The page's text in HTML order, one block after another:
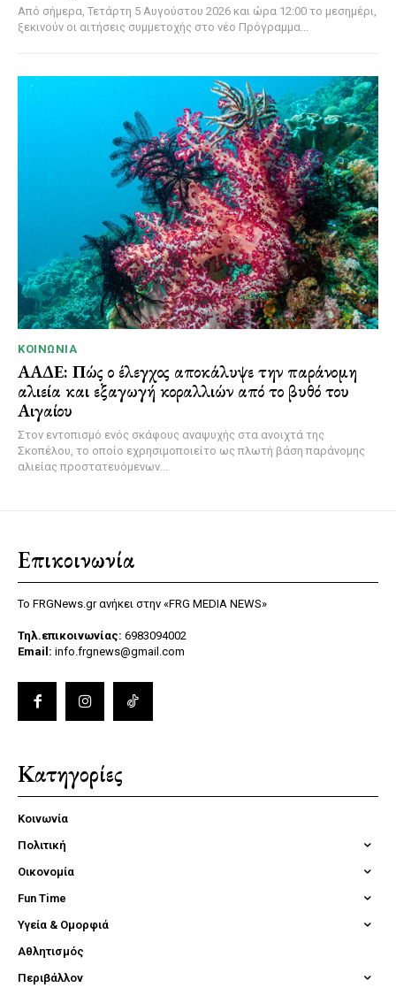
Από σήμερα, Τετάρτη 5 Αυγούστου 2026 και ώρα 12:00 το μεσημέρι,
ξεκινούν οι αιτήσεις συμμετοχής στο νέο Πρόγραμμα...
ΚΟΙΝΩΝΊΑ
ΑΑΔΕ: Πώς ο έλεγχος αποκάλυψε την παράνομη
αλιεία και εξαγωγή κοραλλιών από το βυθό του
Αιγαίου
Στον εντοπισμό ενός σκάφους αναψυχής στα ανοιχτά της
Σκοπέλου, το οποίο εχρησιμοποιείτο ως πλωτή βάση παράνομης
αλιείας προστατευόμενων...
Επικοινωνία
Το FRGNews.gr ανήκει στην «FRG MEDIA NEWS»
Τηλ.επικοινωνίας: 6983094002
Email: info.frgnews@gmail.com
Κατηγορίες
Κοινωνία
Πολιτική
Οικονομία
Fun Time
Υγεία & Ομορφιά
Αθλητισμός
Περιβάλλον